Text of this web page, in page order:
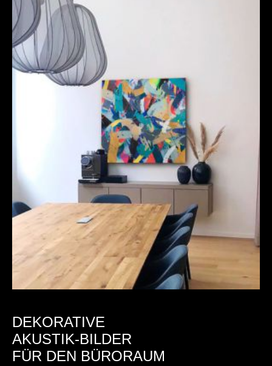
DEKORATIVE
AKUSTIK-BILDER
FÜR DEN BÜRORAUM